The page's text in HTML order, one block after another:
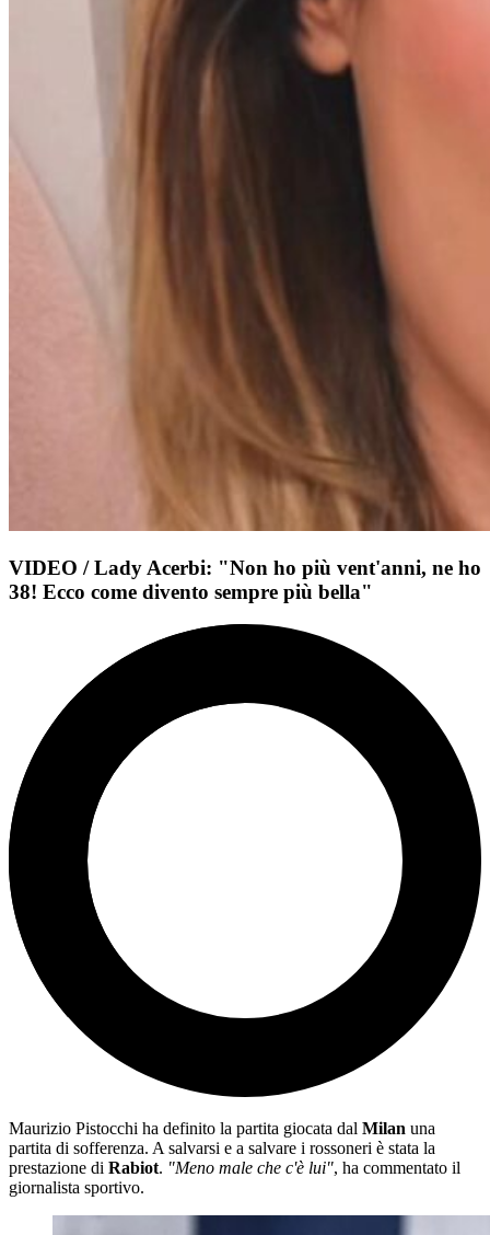
VIDEO / Lady Acerbi: "Non ho più vent'anni, ne ho
38! Ecco come divento sempre più bella"
Maurizio Pistocchi ha definito la partita giocata dal Milan una
partita di sofferenza. A salvarsi e a salvare i rossoneri è stata la
prestazione di Rabiot. "Meno male che c'è lui", ha commentato il
giornalista sportivo.